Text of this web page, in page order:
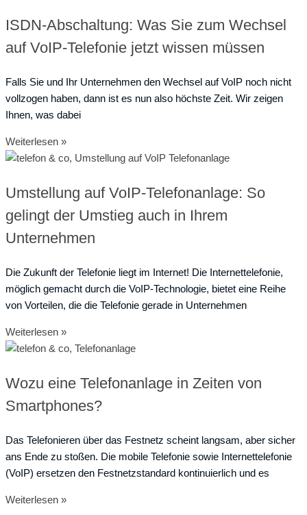
ISDN-Abschaltung: Was Sie zum Wechsel
auf VoIP-Telefonie jetzt wissen müssen
Falls Sie und Ihr Unternehmen den Wechsel auf VoIP noch nicht
vollzogen haben, dann ist es nun also höchste Zeit. Wir zeigen
Ihnen, was dabei
Weiterlesen »
Umstellung auf VoIP-Telefonanlage: So
gelingt der Umstieg auch in Ihrem
Unternehmen
Die Zukunft der Telefonie liegt im Internet! Die Internettelefonie,
möglich gemacht durch die VoIP-Technologie, bietet eine Reihe
von Vorteilen, die die Telefonie gerade in Unternehmen
Weiterlesen »
Wozu eine Telefonanlage in Zeiten von
Smartphones?
Das Telefonieren über das Festnetz scheint langsam, aber sicher
ans Ende zu stoßen. Die mobile Telefonie sowie Internettelefonie
(VoIP) ersetzen den Festnetzstandard kontinuierlich und es
Weiterlesen »